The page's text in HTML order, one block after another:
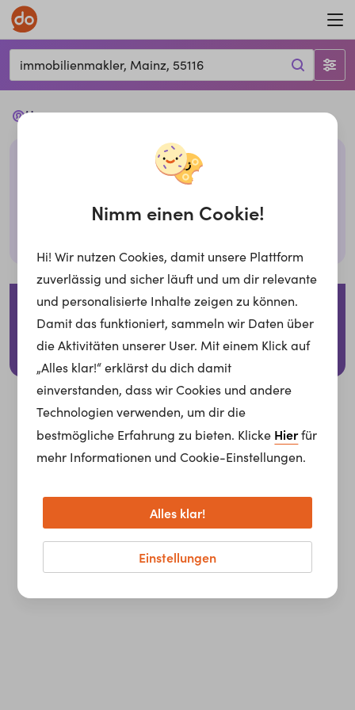
immobilienmakler, Mainz, 55116
Ups...
Leider haben wir keine passenden Jobs mit den
gegebenen Filtern. Bitte überprüfe deine Eingabe
oder probiere es mit anderen Filtern,
Impressum Datenschutzerklärung
Für Arbeitgeber
© 2026 whatchado GmbH.
Nimm einen Cookie!
Hi! Wir nutzen Cookies, damit unsere Plattform
zuverlässig und sicher läuft und um dir relevante
und personalisierte Inhalte zeigen zu können.
Damit das funktioniert, sammeln wir Daten über
die Aktivitäten unserer User. Mit einem Klick auf
„Alles klar!“ erklärst du dich damit
einverstanden, dass wir Cookies und andere
Technologien verwenden, um dir die
bestmögliche Erfahrung zu bieten. Klicke Hierfür
mehr Informationen und Cookie-Einstellungen.
Einstellungen
Alles klar!